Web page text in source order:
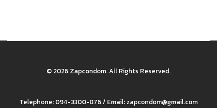
© 2026 Zapcondom. All Rights Reserved.
Telephone: 094-3300-876/ Email: zapcondom@gmail.com